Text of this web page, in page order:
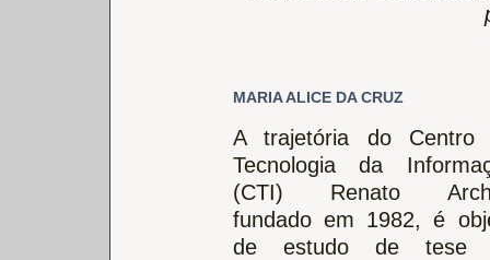
MARIA ALICE DA CRUZ
A trajetória do Centro
Tecnologia da
(CTI) Renato
fundado em 1982, é
de estudo de tese